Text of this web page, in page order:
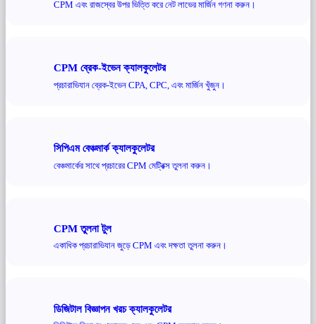
CPM এবং রাজস্বের উপর ভিত্তি করে নেট লাভের মার্জিন গণনা করুন।
CPM ব্রেক-ইভেন ক্যালকুলেটর
প্রচারাভিযান ব্রেক-ইভেন CPA, CPC, এবং মার্জিন খুঁজুন।
সিপিএম বেঞ্চমার্ক ক্যালকুলেটর
বেঞ্চমার্কের সাথে প্রচারের CPM মেট্রিক্স তুলনা করুন।
CPM তুলনা টুল
একাধিক প্রচারাভিযান জুড়ে CPM এবং দক্ষতা তুলনা করুন।
ডিজিটাল বিজ্ঞাপন খরচ ক্যালকুলেটর